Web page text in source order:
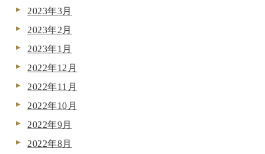
2023年3月
2023年2月
2023年1月
2022年12月
2022年11月
2022年10月
2022年9月
2022年8月